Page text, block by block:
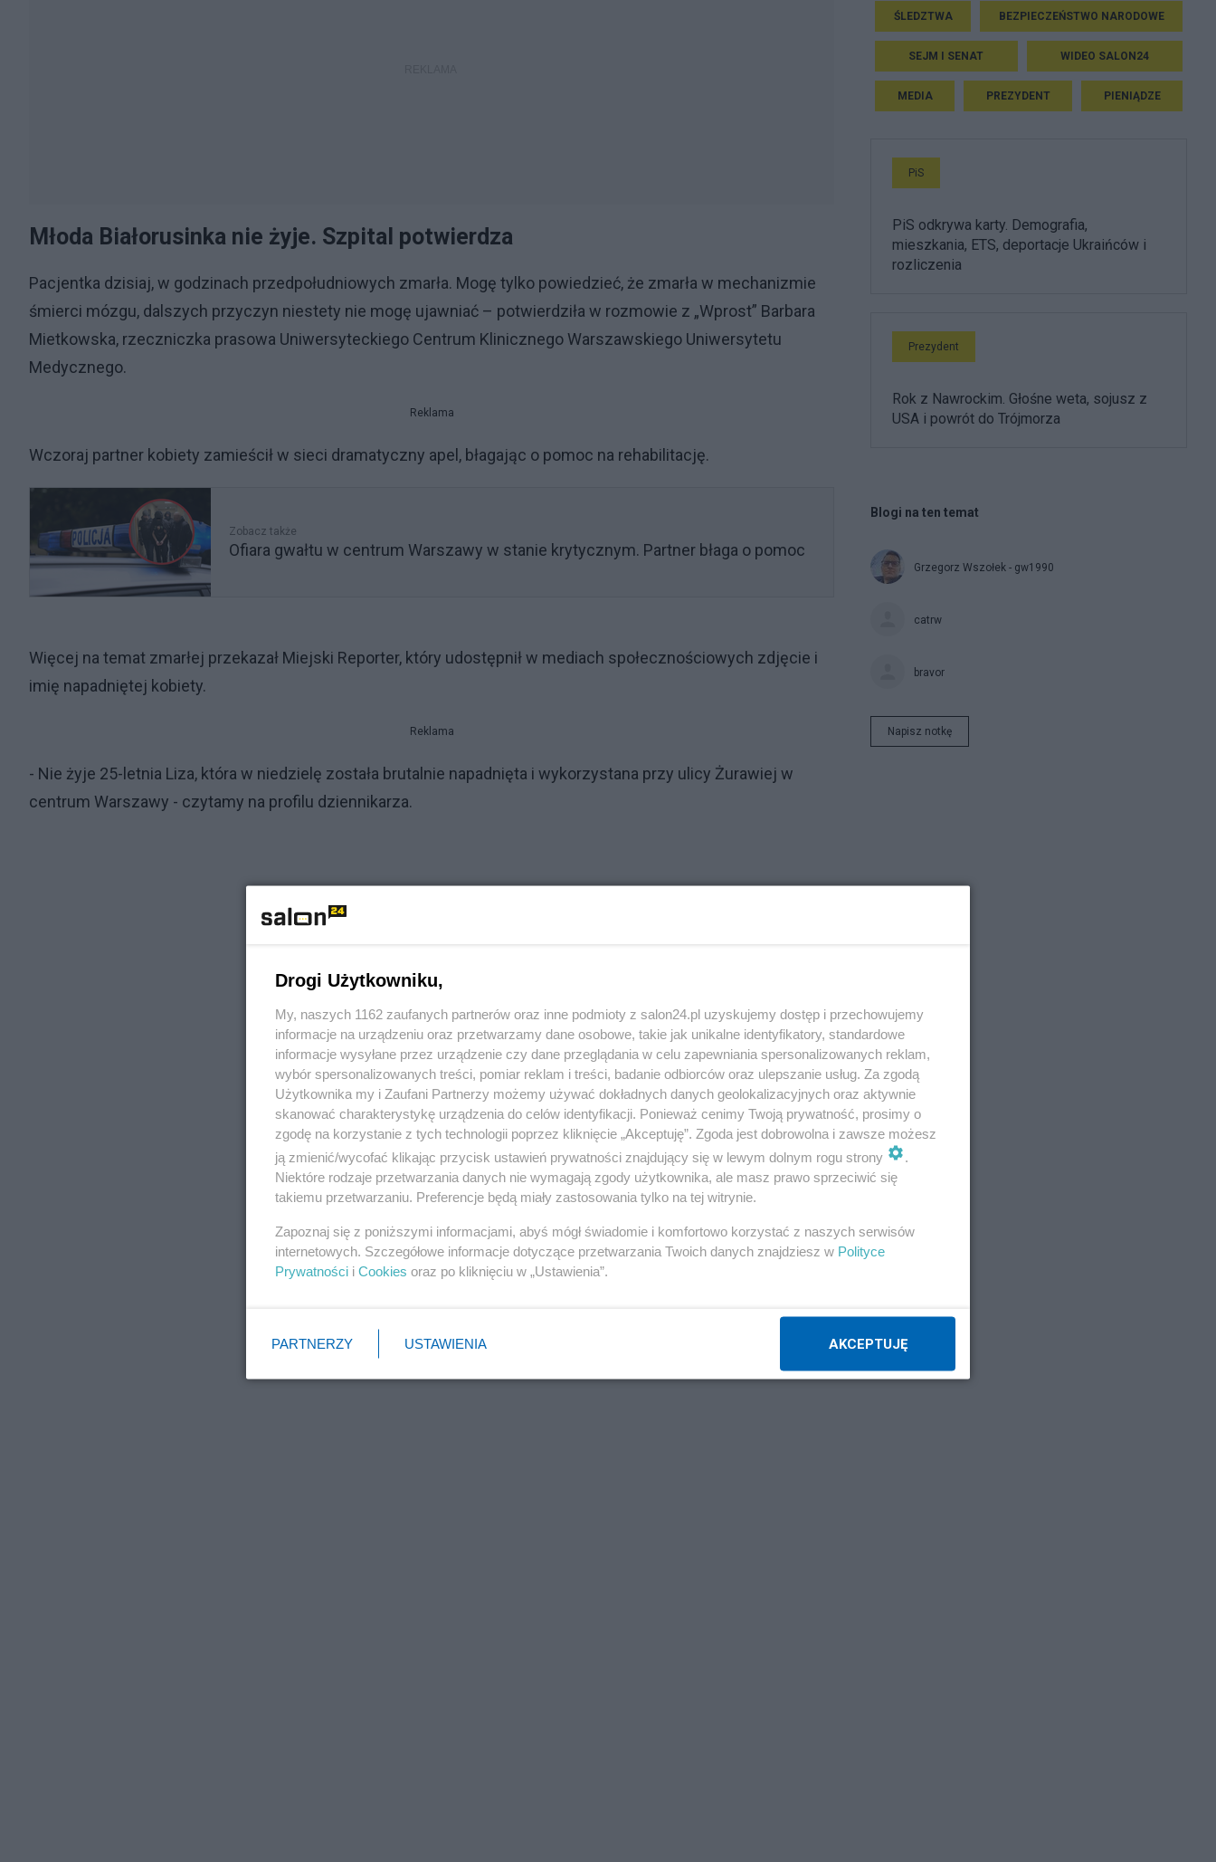
Młoda Białorusinka nie żyje. Szpital potwierdza
Pacjentka dzisiaj, w godzinach przedpołudniowych zmarła. Mogę tylko powiedzieć, że zmarła w mechanizmie
śmierci mózgu, dalszych przyczyn niestety nie mogę ujawniać – potwierdziła w rozmowie z „Wprost” Barbara
Mietkowska, rzeczniczka prasowa Uniwersyteckiego Centrum Klinicznego Warszawskiego Uniwersytetu
Medycznego.
Reklama
Wczoraj partner kobiety zamieścił w sieci dramatyczny apel, błagając o pomoc na rehabilitację.
Zobacz także
Ofiara gwałtu w centrum Warszawy w stanie krytycznym. Partner błaga o pomoc
Więcej na temat zmarłej przekazał Miejski Reporter, który udostępnił w mediach społecznościowych zdjęcie i
imię napadniętej kobiety.
Reklama
- Nie żyje 25-letnia Liza, która w niedzielę została brutalnie napadnięta i wykorzystana przy ulicy Żurawiej w
centrum Warszawy - czytamy na profilu dziennikarza.
ŚLEDZTWA BEZPIECZEŃSTWO NARODOWE
SEJM I SENAT WIDEO SALON24
MEDIA PREZYDENT PIENIĄDZE
PiS
PiS odkrywa karty. Demografia,
mieszkania, ETS, deportacje Ukraińców i
rozliczenia
Prezydent
Rok z Nawrockim. Głośne weta, sojusz z
USA i powrót do Trójmorza
Blogi na ten temat
Grzegorz Wszołek - gw1990
catrw
bravor
Napisz notkę
Drogi Użytkowniku,
My, naszych 1162 zaufanych partnerów oraz inne podmioty z salon24.pl uzyskujemy dostęp i przechowujemy
informacje na urządzeniu oraz przetwarzamy dane osobowe, takie jak unikalne identyfikatory, standardowe
informacje wysyłane przez urządzenie czy dane przeglądania w celu zapewniania spersonalizowanych reklam,
wybór spersonalizowanych treści, pomiar reklam i treści, badanie odbiorców oraz ulepszanie usług. Za zgodą
Użytkownika my i Zaufani Partnerzy możemy używać dokładnych danych geolokalizacyjnych oraz aktywnie
skanować charakterystykę urządzenia do celów identyfikacji. Ponieważ cenimy Twoją prywatność, prosimy o
zgodę na korzystanie z tych technologii poprzez kliknięcie „Akceptuję”. Zgoda jest dobrowolna i zawsze możesz
ją zmienić/wycofać klikając przycisk ustawień prywatności znajdujący się w lewym dolnym rogu strony
.
Niektóre rodzaje przetwarzania danych nie wymagają zgody użytkownika, ale masz prawo sprzeciwić się
takiemu przetwarzaniu. Preferencje będą miały zastosowania tylko na tej witrynie.
Zapoznaj się z poniższymi informacjami, abyś mógł świadomie i komfortowo korzystać z naszych serwisów
internetowych. Szczegółowe informacje dotyczące przetwarzania Twoich danych znajdziesz w Polityce
Prywatności i Cookies oraz po kliknięciu w „Ustawienia”.
PARTNERZY USTAWIENIA AKCEPTUJĘ